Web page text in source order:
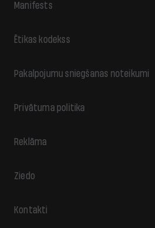
Manifests
Ētikas kodekss
Pakalpojumu sniegšanas noteikumi
Privātuma politika
Reklāma
Ziedo
Kontakti